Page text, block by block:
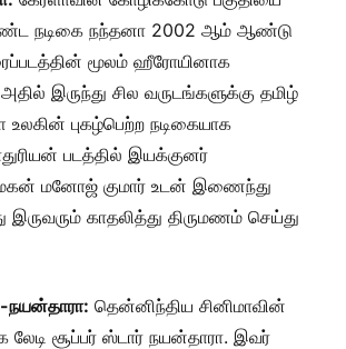
நடிகை நந்தனா 2002 ஆம் ஆண்டு
மூலம் ஹீரோயினாக
இருந்து சில வருடங்களுக்கு தமிழ்
புகழ்பெற்ற நடிகையாக
படத்தில் இயக்குனர்
மகன் மனோஜ் குமார் உடன் இணைந்து
இருவரும் காதலித்து திருமணம் செய்து
தென்னிந்திய சினிமாவின்
லேடி சூப்பர் ஸ்டார் நயன்தாரா. இவர்